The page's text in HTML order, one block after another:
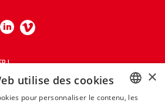
!
×
utilise des cookies
pour personnaliser le contenu, les